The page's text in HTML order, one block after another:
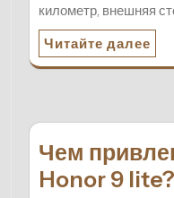
километр, внешняя
Читайте далее
Чем
Honor 9 lite?